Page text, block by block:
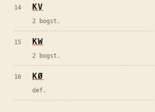
14 KV
2 bogst.
15 KW
2 bogst.
16 KØ
def.